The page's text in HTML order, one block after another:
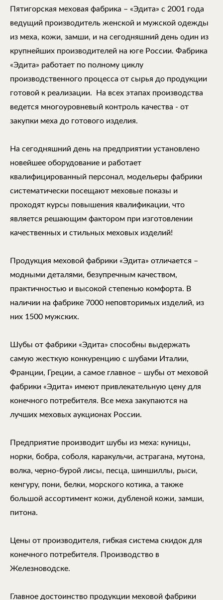
Пятигорская меховая фабрика – «Эдита» с 2001 года
ведущий производитель женской и мужской одежды
из меха, кожи, замши, и на сегодняшний день один из
крупнейших производителей на юге России. Фабрика
«Эдита» работает по полному циклу
производственного процесса от сырья до продукции
готовой к реализации. На всех этапах производства
ведется многоуровневый контроль качества - от
закупки меха до готового изделия.
На сегодняшний день на предприятии установлено
новейшее оборудование и работает
квалифицированный персонал, модельеры фабрики
систематически посещают меховые показы и
проходят курсы повышения квалификации, что
является решающим фактором при изготовлении
качественных и стильных меховых изделий!
Продукция меховой фабрики «Эдита» отличается –
модными деталями, безупречным качеством,
практичностью и высокой степенью комфорта. В
наличии на фабрике 7000 неповторимых изделий, из
них 1500 мужских.
Шубы от фабрики «Эдита» способны выдержать
самую жесткую конкуренцию с шубами Италии,
Франции, Греции, а самое главное – шубы от меховой
фабрики «Эдита» имеют привлекательную цену для
конечного потребителя. Все меха закупаются на
лучших меховых аукционах России.
Предприятие производит шубы из меха: куницы,
норки, бобра, соболя, каракульчи, астрагана, мутона,
волка, черно-бурой лисы, песца, шиншиллы, рыси,
кенгуру, пони, белки, морского котика, а также
большой ассортимент кожи, дубленой кожи, замши,
питона.
Цены от производителя, гибкая система скидок для
конечного потребителя. Производство в
Железноводске.
Главное достоинство продукции меховой фабрики